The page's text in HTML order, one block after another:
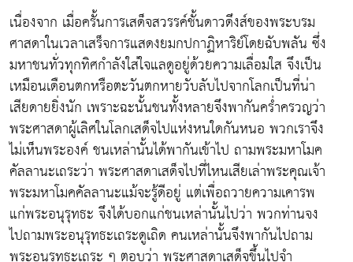
เนื่องจาก เมื่อครั้นการเสด็จสวรรค์ชั้นดาวดึงส์ของพระบรม
ศาสดาในเวลาเสร็จการแสดงยมกปกาฏิหาริย์โดยฉับพลัน ซึ่ง
มหาชนทั่วทุกทิศกำลังใส่ใจแลดูอยู่ด้วยความเลื่อมใส จึงเป็น
เหมือนเดือนตกหรือตะวันตกหายวับลับไปจากโลกเป็นที่น่า
เสียดายยิ่งนัก เพราะฉะนั้นชนทั้งหลายจึงพากันคร่ำครวญว่า
พระศาสดาผู้เลิศในโลกเสด็จไปแห่งหนใดกันหนอ พวกเราจึง
ไม่เห็นพระองค์ ชนเหล่านั้นได้พากันเข้าไป ถามพระมหาโมค
คัลลานะเถระว่า พระศาสดาเสด็จไปที่ไหนเสียเล่าพระคุณเจ้า
พระมหาโมคคัลลานะแม้จะรู้ดีอยู่ แต่เพื่อถวายความเคารพ
แก่พระอนุรุทธะ จึงได้บอกแก่ชนเหล่านั้นไปว่า พวกท่านจง
ไปถามพระอนุรุทธะเถระดูเถิด คนเหล่านั้นจึงพากันไปถาม